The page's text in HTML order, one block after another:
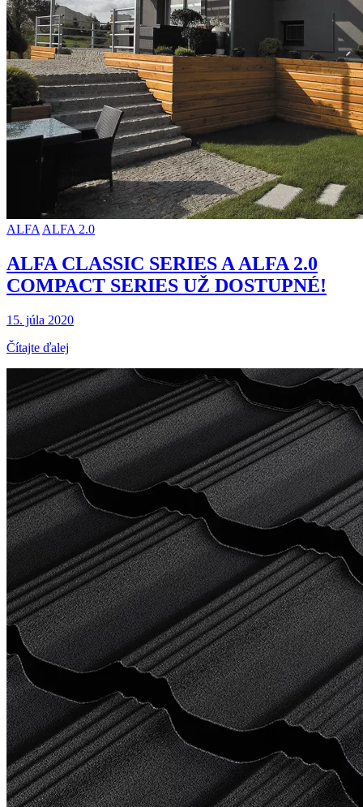
ALFA ALFA 2.0
ALFA CLASSIC SERIES A ALFA 2.0
COMPACT SERIES UŽ DOSTUPNÉ!
15. júla 2020
Čítajte ďalej